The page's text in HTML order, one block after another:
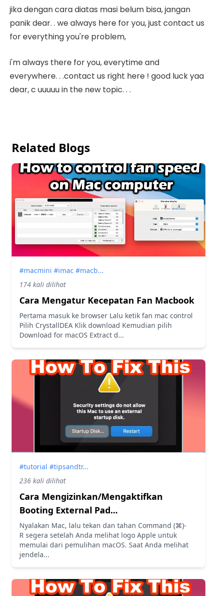
jika dengan cara diatas masi belum bisa, jangan
panik dear. . we always here for you, just contact us
for everything you're problem,
i'm always there for you, everytime and
everywhere. . .contact us right here ! good luck yaa
dear, c uuuuu in the new topic. . .
Related Blogs
#macmini #imac #macb...
174 kali dilihat
Cara Mengatur Kecepatan Fan Macbook
Pertama masuk ke browser Lalu ketik fan mac control
Pilih CrystallDEA Klik download Kemudian pilih
Download for macOS Extract d...
#tutorial #tipsandtr...
236 kali dilihat
Cara Mengizinkan/Mengaktifkan
Booting External Pad...
Nyalakan Mac, lalu tekan dan tahan Command (⌘)-
R segera setelah Anda melihat logo Apple untuk
memulai dari pemulihan macOS. Saat Anda melihat
jendela...